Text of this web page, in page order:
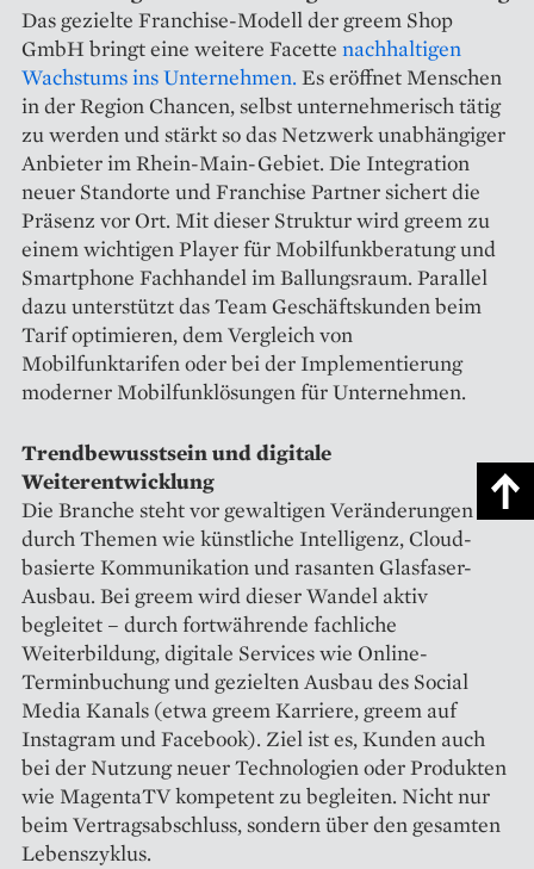
Das gezielte Franchise-Modell der greem Shop
GmbH bringt eine weitere Facette nachhaltigen
Wachstums ins Unternehmen. Es eröffnet Menschen
in der Region Chancen, selbst unternehmerisch tätig
zu werden und stärkt so das Netzwerk unabhängiger
Anbieter im Rhein-Main-Gebiet. Die Integration
neuer Standorte und Franchise Partner sichert die
Präsenz vor Ort. Mit dieser Struktur wird greem zu
einem wichtigen Player für Mobilfunkberatung und
Smartphone Fachhandel im Ballungsraum. Parallel
dazu unterstützt das Team Geschäftskunden beim
Tarif optimieren, dem Vergleich von
Mobilfunktarifen oder bei der Implementierung
moderner Mobilfunklösungen für Unternehmen.
Trendbewusstsein und digitale
Weiterentwicklung
Die Branche steht vor gewaltigen Veränderungen
durch Themen wie künstliche Intelligenz, Cloud-
basierte Kommunikation und rasanten Glasfaser-
Ausbau. Bei greem wird dieser Wandel aktiv
begleitet – durch fortwährende fachliche
Weiterbildung, digitale Services wie Online-
Terminbuchung und gezielten Ausbau des Social
Media Kanals (etwa greem Karriere, greem auf
Instagram und Facebook). Ziel ist es, Kunden auch
bei der Nutzung neuer Technologien oder Produkten
wie MagentaTV kompetent zu begleiten. Nicht nur
beim Vertragsabschluss, sondern über den gesamten
Lebenszyklus.